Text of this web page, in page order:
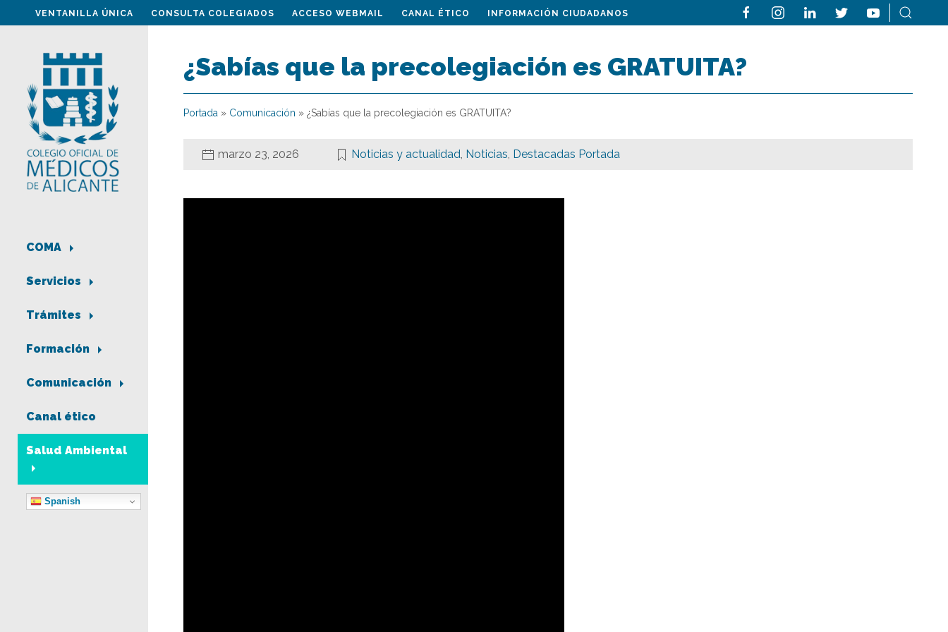
VENTANILLA ÚNICA CONSULTA COLEGIADOS ACCESO WEBMAIL CANAL ÉTICO INFORMACIÓN CIUDADANOS
COMA
Servicios
Trámites
Formación
Comunicación
Canal ético
Salud Ambiental
Spanish
¿Sabías que la precolegiación es GRATUITA?
Portada » Comunicación » ¿Sabías que la precolegiación es GRATUITA?
marzo 23, 2026 Noticias y actualidad, Noticias, Destacadas Portada